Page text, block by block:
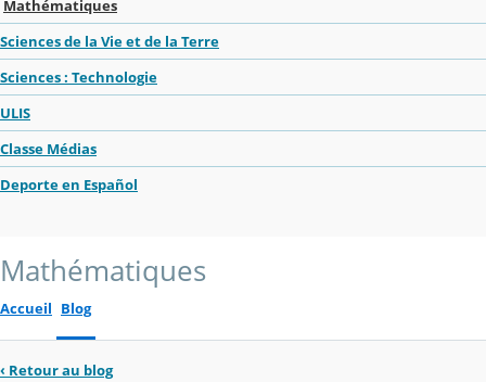
Mathématiques
Sciences de la Vie et de la Terre
Sciences : Technologie
ULIS
Classe Médias
Deporte en Español
Mathématiques
Accueil Blog
‹ Retour au blog